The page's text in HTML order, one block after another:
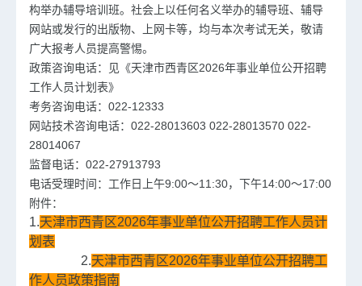
构举办辅导培训班。社会上以任何名义举办的辅导班、辅导
网站或发行的出版物、上网卡等，均与本次考试无关，敬请
广大报考人员提高警惕。
政策咨询电话：见《天津市西青区2026年事业单位公开招聘
工作人员计划表》
考务咨询电话：022-12333
网站技术咨询电话：022-28013603 022-28013570 022-
28014067
监督电话：022-27913793
电话受理时间：工作日上午9:00～11:30，下午14:00～17:00
附件：
1.天津市西青区2026年事业单位公开招聘工作人员计
划表
2.天津市西青区2026年事业单位公开招聘工
作人员政策指南